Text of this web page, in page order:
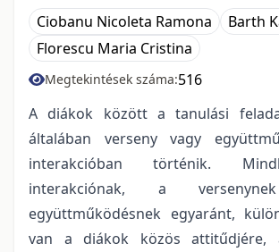
Ciobanu Nicoleta Ramona
Barth
Florescu Maria Cristina
Megtekintések száma:516
A diákok között a tanulási
általában verseny vagy
interakcióban történik.
interakciónak, a
együttműködésnek egyaránt,
van a diákok közös attitűdjére,